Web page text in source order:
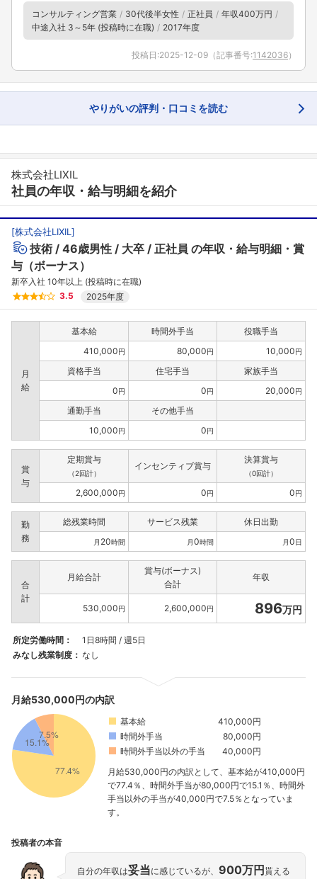
こちらの企業もフォローしませんか？
コンサルティング営業 30代後半女性 正社員
年収400万円
中途入社 3～5年 (投稿時に在職)
2017年度
投稿日:2025-12-09 （記事番号:1142036）
やりがいの評判・口コミを読む
株式会社LIXIL
社員の年収・給与明細を紹介
[株式会社LIXIL ]
技術 46歳男性 大卒 正社員 の年収・給与明細・賞
与（ボーナス）
新卒入社 10年以上 (投稿時に在職)
3.5
2025年度
月
給
基本給 時間外手当
役職手当
410,000円 80,000円 10,000円
資格手当 住宅手当
家族手当
0円 0円 20,000円
通勤手当
その他手当
10,000円 0円
賞
与
定期賞与
（2回計）
インセンティブ賞与
決算賞与
（0回計）
2,600,000円 0円 0円
勤
務
総残業時間 サービス残業 休日出勤
月 20時間 月0時間 月0日
合
計
月給合計
賞与(ボーナス)
合計
年収
530,000円 2,600,000円 896万円
所定労働時間：
1日8時間 / 週5日
みなし残業制度： なし
月給530,000円の内訳
基本給
410,000円
時間外手当
80,000円
時間外手当以外の手当
40,000円
月給530,000円の内訳として、基本給が410,000円
で77.4％、時間外手当が80,000円で15.1％、時間外
手当以外の手当が40,000円で7.5％となっていま
す。
投稿者の本音
自分の年収は妥当に感じているが、 900万円貰える